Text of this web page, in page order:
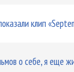
клип
о себе, я еще